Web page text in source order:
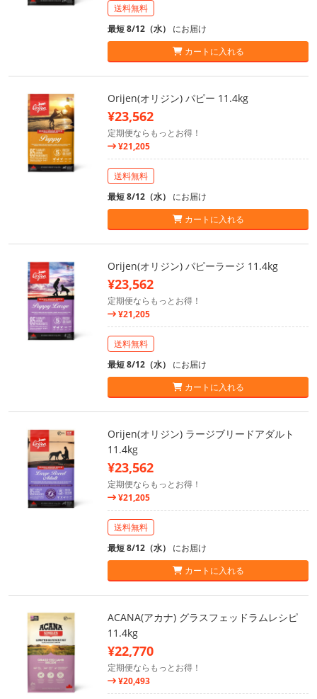
送料無料
最短 8/12（水） にお届け
カートに入れる
Orijen(オリジン) パピー 11.4kg
¥23,562
定期便ならもっとお得！
¥21,205
送料無料
最短 8/12（水） にお届け
カートに入れる
Orijen(オリジン) パピーラージ 11.4kg
¥23,562
定期便ならもっとお得！
¥21,205
送料無料
最短 8/12（水） にお届け
カートに入れる
Orijen(オリジン) ラージブリードアダルト
11.4kg
¥23,562
定期便ならもっとお得！
¥21,205
送料無料
最短 8/12（水） にお届け
カートに入れる
ACANA(アカナ) グラスフェッドラムレシピ
11.4kg
¥22,770
定期便ならもっとお得！
¥20,493